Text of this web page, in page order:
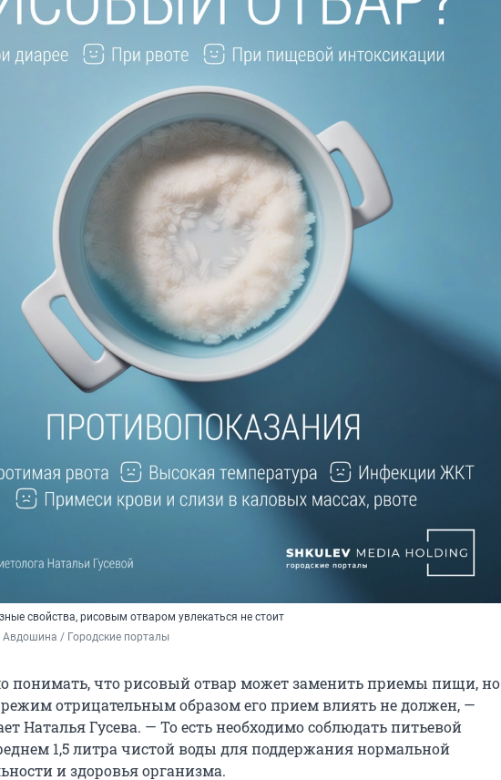
свойства, рисовым отваром увлекаться не стоит
Авдошина / Городские порталы
понимать, что рисовый отвар может заменить приемы пищи, но
отрицательным образом его прием влиять не должен, —
Наталья Гусева. — То есть необходимо соблюдать питьевой
1,5 литра чистой воды для поддержания нормальной
и здоровья организма.